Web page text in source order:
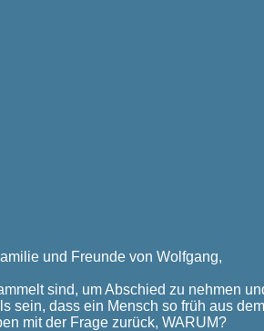
und Freunde von Wolfgang,
sind, um Abschied zu nehmen
sein, dass ein Mensch so früh aus
mit der Frage zurück, WARUM?